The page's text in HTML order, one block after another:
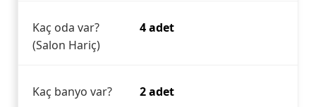
Kaç oda var?
(Salon Hariç)
4 adet
Kaç banyo var? 2 adet